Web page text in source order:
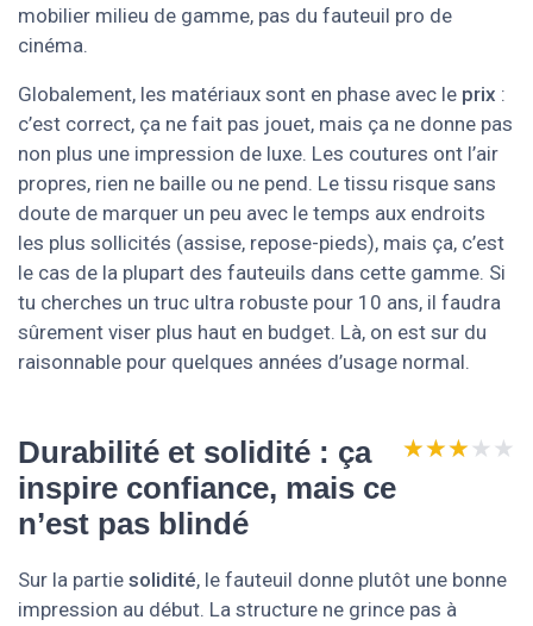
mobilier milieu de gamme, pas du fauteuil pro de
cinéma.
Globalement, les matériaux sont en phase avec le prix :
c’est correct, ça ne fait pas jouet, mais ça ne donne pas
non plus une impression de luxe. Les coutures ont l’air
propres, rien ne baille ou ne pend. Le tissu risque sans
doute de marquer un peu avec le temps aux endroits
les plus sollicités (assise, repose-pieds), mais ça, c’est
le cas de la plupart des fauteuils dans cette gamme. Si
tu cherches un truc ultra robuste pour 10 ans, il faudra
sûrement viser plus haut en budget. Là, on est sur du
raisonnable pour quelques années d’usage normal.
Durabilité et solidité : ça
inspire confiance, mais ce
n’est pas blindé
★★★★★
★★★★★
Sur la partie solidité, le fauteuil donne plutôt une bonne
impression au début. La structure ne grince pas à